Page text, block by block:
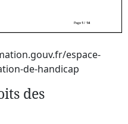
espace-
de-handicap
des